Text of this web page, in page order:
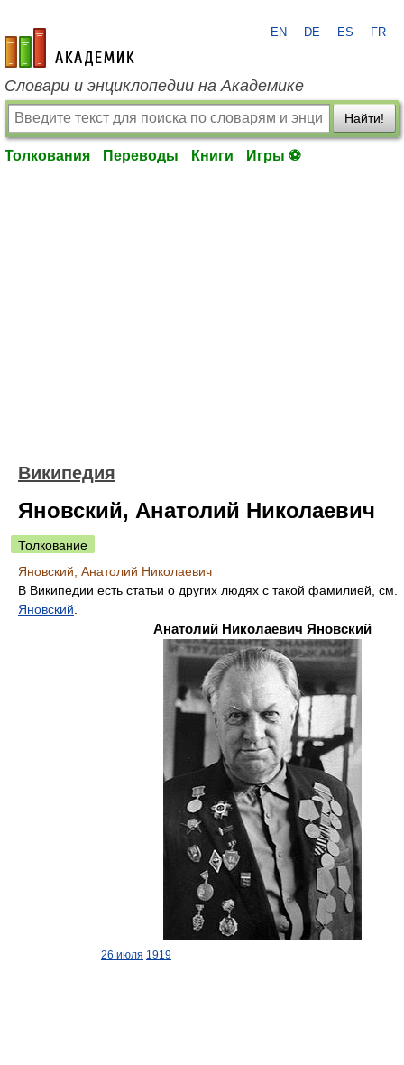
academic.ru
EN DE ES FR
Словари и энциклопедии на Академике
Найти!
Толкования Переводы Книги Игры ⚽
Википедия
Яновский, Анатолий Николаевич
Толкование
Яновский, Анатолий Николаевич
В Википедии есть статьи о других людях с такой фамилией, см.
Яновский
Анатолий Николаевич Яновский
26 июля 1919